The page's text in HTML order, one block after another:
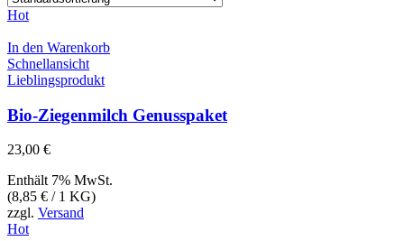
Hot
In den Warenkorb
Schnellansicht
Lieblingsprodukt
Bio-Ziegenmilch Genusspaket
23,00 €
Enthält 7% MwSt.
(8,85 € / 1 KG)
zzgl. Versand
Hot